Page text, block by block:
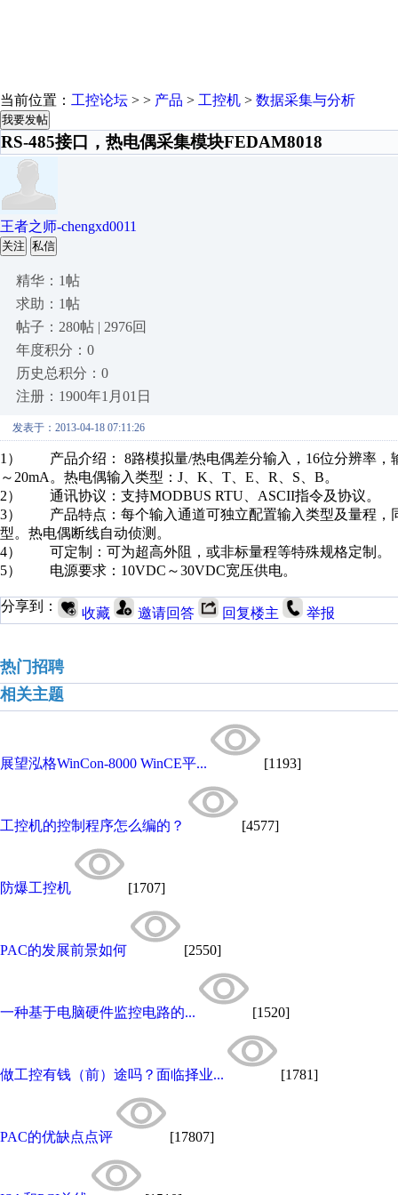
当前位置： 工控论坛 > > 产品 > 工控机 > 数据采集与分析
我要发帖
RS-485接口，热电偶采集模块FEDAM8018
王者之师-chengxd0011
关注 私信
精华：1帖
求助：1帖
帖子：280帖 | 2976回
年度积分：0
历史总积分：0
注册：1900年1月01日
发表于：2013-04-18 07:11:26
1） 产品介绍： 8路模拟量/热电偶差分输入，16位分辨率，输
～20mA。热电偶输入类型：J、K、T、E、R、S、B。
2） 通讯协议：支持MODBUS RTU、ASCII指令及协议。
3） 产品特点：每个输入通道可独立配置输入类型及量程，
型。热电偶断线自动侦测。
4） 可定制：可为超高外阻，或非标量程等特殊规格定制。
5） 电源要求：10VDC～30VDC宽压供电。
分享到： 收藏 邀请回答 回复楼主 举报
热门招聘
相关主题
展望泓格WinCon-8000 WinCE平... [1193]
工控机的控制程序怎么编的？ [4577]
防爆工控机 [1707]
PAC的发展前景如何 [2550]
一种基于电脑硬件监控电路的... [1520]
做工控有钱（前）途吗？面临择业... [1781]
PAC的优缺点点评 [17807]